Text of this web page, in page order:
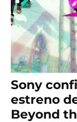
Sony
estreno
Beyond